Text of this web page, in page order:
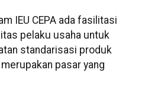
IEU CEPA ada fasilitasi
pelaku usaha untuk
standarisasi produk
pasar yang